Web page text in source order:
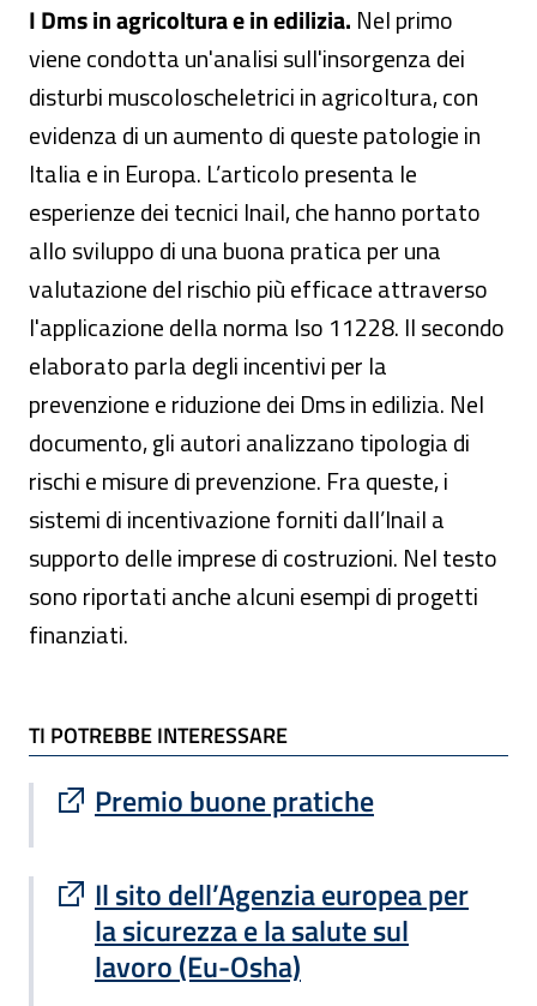
I Dms in agricoltura e in edilizia. Nel primo
viene condotta un'analisi sull'insorgenza dei
disturbi muscoloscheletrici in agricoltura, con
evidenza di un aumento di queste patologie in
Italia e in Europa. L’articolo presenta le
esperienze dei tecnici Inail, che hanno portato
allo sviluppo di una buona pratica per una
valutazione del rischio più efficace attraverso
l'applicazione della norma Iso 11228. Il secondo
elaborato parla degli incentivi per la
prevenzione e riduzione dei Dms in edilizia. Nel
documento, gli autori analizzano tipologia di
rischi e misure di prevenzione. Fra queste, i
sistemi di incentivazione forniti dall’Inail a
supporto delle imprese di costruzioni. Nel testo
sono riportati anche alcuni esempi di progetti
finanziati.
TI POTREBBE INTERESSARE
TI POTREBBE INTERESSARE
Premio buone pratiche
Sito esterno : apre una nuova finestra
Il sito dell’Agenzia europea per
la sicurezza e la salute sul
lavoro (Eu-Osha)
Sito esterno : apre una nuova finestra